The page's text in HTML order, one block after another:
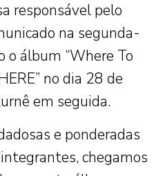
responsável pelo
na segunda-
o álbum “Where To
no dia 28 de
em seguida.
e ponderadas
chegamos